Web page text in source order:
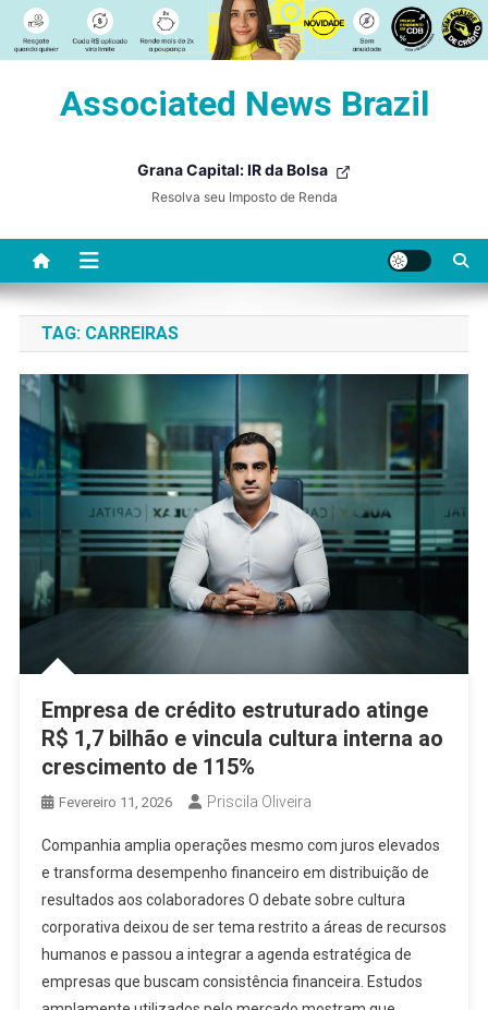
Associated News Brazil
Grana Capital: IR da Bolsa
Resolva seu Imposto de Renda
TAG: CARREIRAS
Empresa de crédito estruturado atinge
R$ 1,7 bilhão e vincula cultura interna ao
crescimento de 115%
Fevereiro 11, 2026 Priscila Oliveira
Companhia amplia operações mesmo com juros elevados
e transforma desempenho financeiro em distribuição de
resultados aos colaboradores O debate sobre cultura
corporativa deixou de ser tema restrito a áreas de recursos
humanos e passou a integrar a agenda estratégica de
empresas que buscam consistência financeira. Estudos